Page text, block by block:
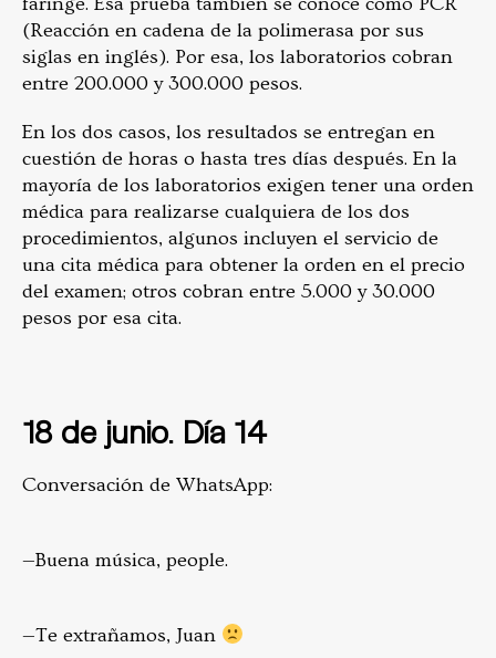
(Reacción en cadena de la polimerasa por sus
siglas en inglés). Por esa, los laboratorios cobran
entre 200.000 y 300.000 pesos.
En los dos casos, los resultados se entregan en
cuestión de horas o hasta tres días después. En la
mayoría de los laboratorios exigen tener una orden
médica para realizarse cualquiera de los dos
procedimientos, algunos incluyen el servicio de
una cita médica para obtener la orden en el precio
del examen; otros cobran entre 5.000 y 30.000
pesos por esa cita.
18 de junio. Día 14
Conversación de WhatsApp:
—Buena música, people.
—Te extrañamos, Juan